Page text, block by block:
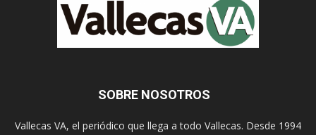
SOBRE NOSOTROS
Vallecas VA, el periódico que llega a todo Vallecas. Desde 1994